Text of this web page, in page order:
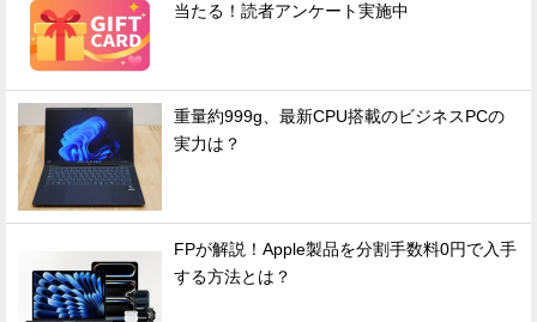
当たる！読者アンケート実施中
重量約999g、最新CPU搭載のビジネスPCの
実力は？
FPが解説！Apple製品を分割手数料0円で入手
する方法とは？